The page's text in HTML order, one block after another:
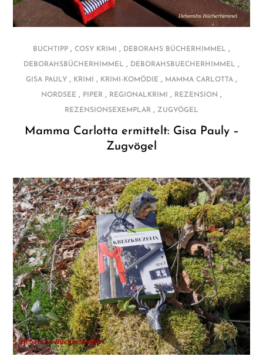
BUCHTIPP , COSY KRIMI , DEBORAHS BÜCHERHIMMEL ,
DEBORAHSBÜCHERHIMMEL , DEBORAHSBUECHERHIMMEL ,
GISA PAULY , KRIMI , KRIMI-KOMÖDIE , MAMMA CARLOTTA ,
NORDSEE , PIPER , REGIONALKRIMI , REZENSION ,
REZENSIONSEXEMPLAR , ZUGVÖGEL
Mamma Carlotta ermittelt: Gisa Pauly –
Zugvögel